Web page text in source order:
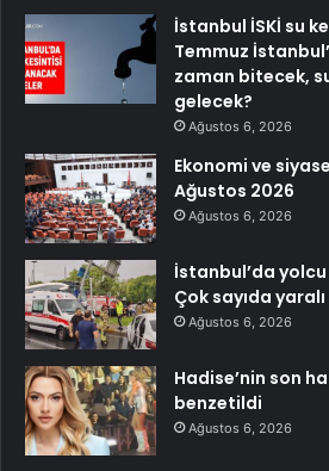
İstanbul İSKİ su
Temmuz
zaman bitecek,
gelecek?
Ağustos 6, 2026
Ekonomi ve
Ağustos 2026
Ağustos 6, 2026
İstanbul’da
Çok sayıda
Ağustos 6, 2026
Hadise’nin son
benzetildi
Ağustos 6, 2026